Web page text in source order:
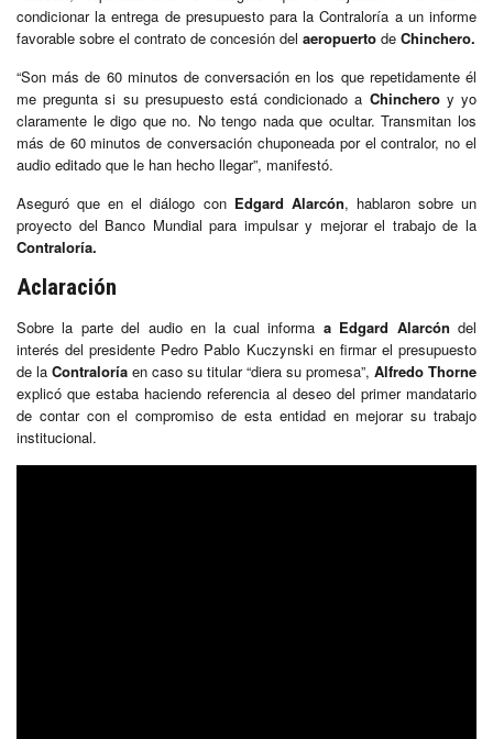
condicionar la entrega de presupuesto para la Contraloría a un informe
favorable sobre el contrato de concesión del aeropuerto de Chinchero.
“Son más de 60 minutos de conversación en los que repetidamente él
me pregunta si su presupuesto está condicionado a Chincheroy yo
claramente le digo que no. No tengo nada que ocultar. Transmitan los
más de 60 minutos de conversación chuponeada por el contralor, no el
audio editado que le han hecho llegar”, manifestó.
Aseguró que en el diálogo con Edgard Alarcón, hablaron sobre un
proyecto del Banco Mundial para impulsar y mejorar el trabajo de la
Contraloría.
Aclaración
Sobre la parte del audio en la cual informa a Edgard Alarcón del
interés del presidente Pedro Pablo Kuczynski en firmar el presupuesto
de la Contraloría en caso su titular “diera su promesa”, Alfredo Thorne
explicó que estaba haciendo referencia al deseo del primer mandatario
de contar con el compromiso de esta entidad en mejorar su trabajo
institucional.